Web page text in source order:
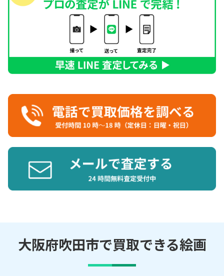
大阪府吹田市で買取できる絵画